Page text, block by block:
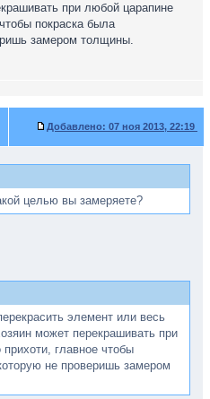
при любой царапине
покраска была
замером толщины.
Добавлено: 07 ноя 2013, 22:19
целью вы замеряете?
элемент или весь
может перекрашивать при
главное чтобы
не проверишь замером